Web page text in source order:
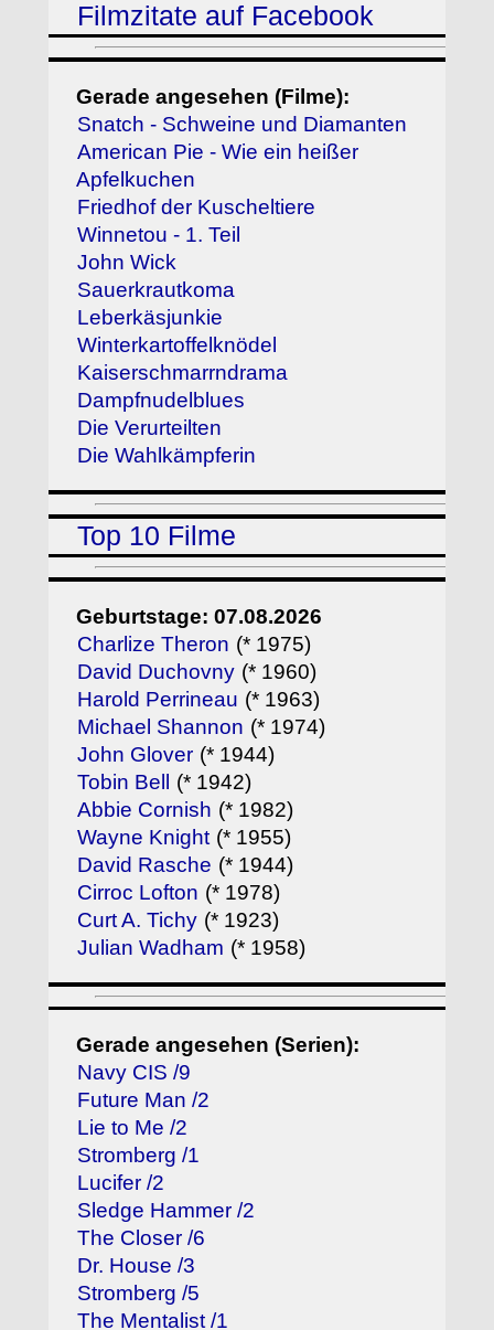
Filmzitate auf Facebook
Gerade angesehen (Filme):
Snatch - Schweine und Diamanten
American Pie - Wie ein heißer
Apfelkuchen
Friedhof der Kuscheltiere
Winnetou - 1. Teil
John Wick
Sauerkrautkoma
Leberkäsjunkie
Winterkartoffelknödel
Kaiserschmarrndrama
Dampfnudelblues
Die Verurteilten
Die Wahlkämpferin
Top 10 Filme
Geburtstage: 07.08.2026
Charlize Theron (* 1975)
David Duchovny (* 1960)
Harold Perrineau (* 1963)
Michael Shannon (* 1974)
John Glover (* 1944)
Tobin Bell
(* 1942)
Abbie Cornish (* 1982)
Wayne Knight (* 1955)
David Rasche (* 1944)
Cirroc Lofton (* 1978)
Curt A. Tichy (* 1923)
Julian Wadham (* 1958)
Gerade angesehen (Serien):
Navy CIS /9
Future Man /2
Lie to Me /2
Stromberg /1
Lucifer /2
Sledge Hammer /2
The Closer /6
Dr. House /3
Stromberg /5
The Mentalist /1